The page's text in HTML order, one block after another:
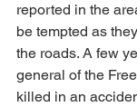
reported in the
be tempted as
the roads. A few
general of the
killed in an